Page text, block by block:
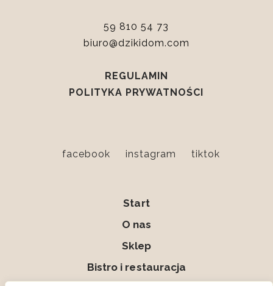
59 810 54 73
biuro@dzikidom.com
REGULAMIN
POLITYKA PRYWATNOŚCI
facebook instagram tiktok
Start
O nas
Sklep
Bistro i restauracja